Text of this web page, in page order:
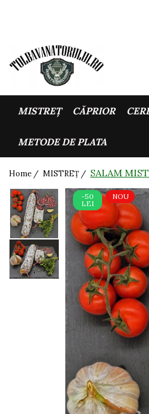
MISTREȚ CĂPRIOR
METODE DE PLATA
Home / MISTREȚ / SALAM
-50
LEI
NOU